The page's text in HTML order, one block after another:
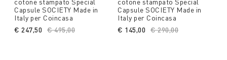
cotone stampato Special
Capsule SOCIETY Made in
Italy per Coincasa
Price reduced from
€ 495,00
€ 247,50
cotone stampato Special
Capsule SOCIETY Made in
Italy per Coincasa
Price reduced from
€ 290,00
€ 145,00